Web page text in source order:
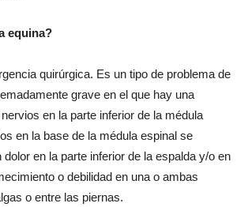
equina?
quirúrgica. Es un tipo de problema de
grave en el que hay una
en la parte inferior de la médula
en la base de la médula espinal se
en la parte inferior de la espalda y/o en
o debilidad en una o ambas
o entre las piernas.